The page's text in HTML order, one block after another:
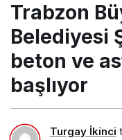
Trabzon
Belediyesi
beton ve
başlıyor
Turgay İkinci